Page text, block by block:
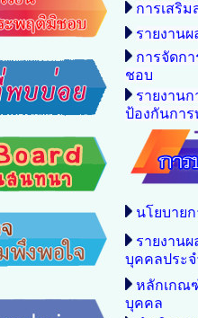
การเสริ
รายงาน
การจัดก
ชอบ
รายงาน
ป้องกันการ
นโยบาย
รายงาน
บุคคลประ
หลักเกณ
บุคคล